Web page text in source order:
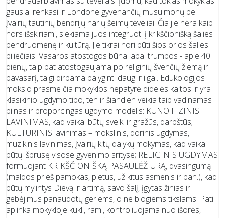
gausiai renkasi ir Londone gyvenančių musulmonų bei
įvairių tautinių bendrijų narių šeimų tėveliai. Čia jie nėra kaip
nors išskiriami, siekiama juos integruoti į krikščionišką šalies
bendruomenę ir kultūrą. Jie tikrai nori būti šios orios šalies
piliečiais. Vasaros atostogos būna labai trumpos - apie 40
dienų, taip pat atostogaujama po religinių švenčių žiemą ir
pavasarį, taigi dirbama palyginti daug ir ilgai. Edukologijos
mokslo prasme čia mokyklos nepatyrė didelės kaitos ir yra
klasikinio ugdymo tipo, ten ir šiandien veikia taip vadinamas
pilnas ir proporcingas ugdymo modelis: KŪNO FIZINIS
LAVINIMAS, kad vaikai būtų sveiki ir gražūs, darbštūs;
KULTŪRINIS lavinimas – mokslinis, dorinis ugdymas,
muzikinis lavinimas, įvairių kitų dalykų mokymas, kad vaikai
būtų išprusę visose gyvenimo srityse; RELIGINIS UGDYMAS
formuojant KRIKŠČIONIŠKĄ PASAULĖŽIŪRĄ, dvasingumą
(maldos prieš pamokas, pietus, už kitus asmenis ir pan.), kad
būtų mylintys Dievą ir artimą, savo šalį, įgytas žinias ir
gebėjimus panaudotų geriems, o ne blogiems tikslams. Pati
aplinka mokykloje kukli, rami, kontroliuojama nuo išorės,